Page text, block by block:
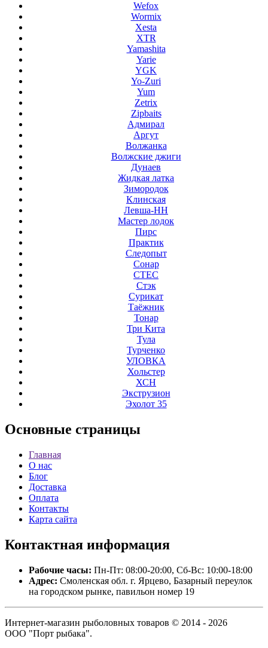
Wefox
Wormix
Xesta
XTR
Yamashita
Yarie
YGK
Yo-Zuri
Yum
Zetrix
Zipbaits
Адмирал
Аргут
Волжанка
Волжские джиги
Дунаев
Жидкая латка
Зимородок
Клинская
Левша-НН
Мастер лодок
Пирс
Практик
Следопыт
Сонар
СТЕС
Стэк
Сурикат
Таёжник
Тонар
Три Кита
Тула
Турченко
УЛОВКА
Хольстер
ХСН
Экструзион
Эхолот 35
Основные страницы
Главная
О нас
Блог
Доставка
Оплата
Контакты
Карта сайта
Контактная информация
Рабочие часы: Пн-Пт: 08:00-20:00, Сб-Вс: 10:00-18:00
Адрес: Смоленская обл. г. Ярцево, Базарный переулок
на городском рынке, павильон номер 19
Интернет-магазин рыболовных товаров © 2014 - 2026
ООО "Порт рыбака".